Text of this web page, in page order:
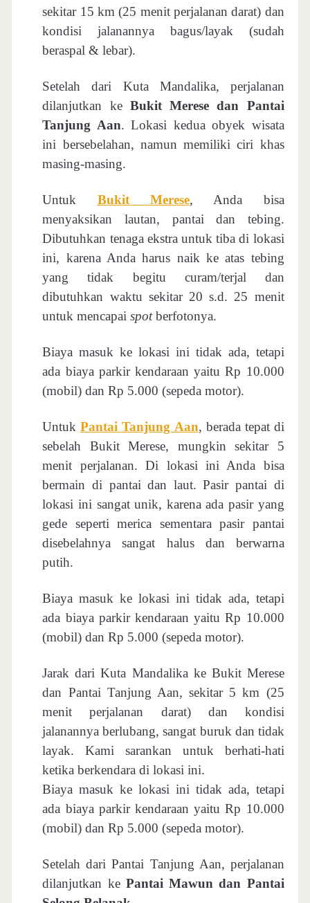
sekitar 15 km (25 menit perjalanan darat) dan
kondisi jalanannya bagus/layak (sudah
beraspal & lebar).
Setelah dari Kuta Mandalika, perjalanan
dilanjutkan ke Bukit Merese dan Pantai
Tanjung Aan. Lokasi kedua obyek wisata
ini bersebelahan, namun memiliki ciri khas
masing-masing.
Untuk Bukit Merese, Anda bisa
menyaksikan lautan, pantai dan tebing.
Dibutuhkan tenaga ekstra untuk tiba di lokasi
ini, karena Anda harus naik ke atas tebing
yang tidak begitu curam/terjal dan
dibutuhkan waktu sekitar 20 s.d. 25 menit
untuk mencapaispotberfotonya.
Biaya masuk ke lokasi ini tidak ada, tetapi
ada biaya parkir kendaraan yaitu Rp 10.000
(mobil) dan Rp 5.000 (sepeda motor).
UntukPantai Tanjung Aan, berada tepat di
sebelah Bukit Merese, mungkin sekitar 5
menit perjalanan. Di lokasi ini Anda bisa
bermain di pantai dan laut. Pasir pantai di
lokasi ini sangat unik, karena ada pasir yang
gede seperti merica sementara pasir pantai
disebelahnya sangat halus dan berwarna
putih.
Biaya masuk ke lokasi ini tidak ada, tetapi
ada biaya parkir kendaraan yaitu Rp 10.000
(mobil) dan Rp 5.000 (sepeda motor).
Jarak dari Kuta Mandalika ke Bukit Merese
dan Pantai Tanjung Aan, sekitar 5 km (25
menit perjalanan darat) dan kondisi
jalanannya berlubang, sangat buruk dan tidak
layak. Kami sarankan untuk berhati-hati
ketika berkendara di lokasi ini.
Biaya masuk ke lokasi ini tidak ada, tetapi
ada biaya parkir kendaraan yaitu Rp 10.000
(mobil) dan Rp 5.000 (sepeda motor).
Setelah dari Pantai Tanjung Aan, perjalanan
dilanjutkan ke Pantai Mawun dan Pantai